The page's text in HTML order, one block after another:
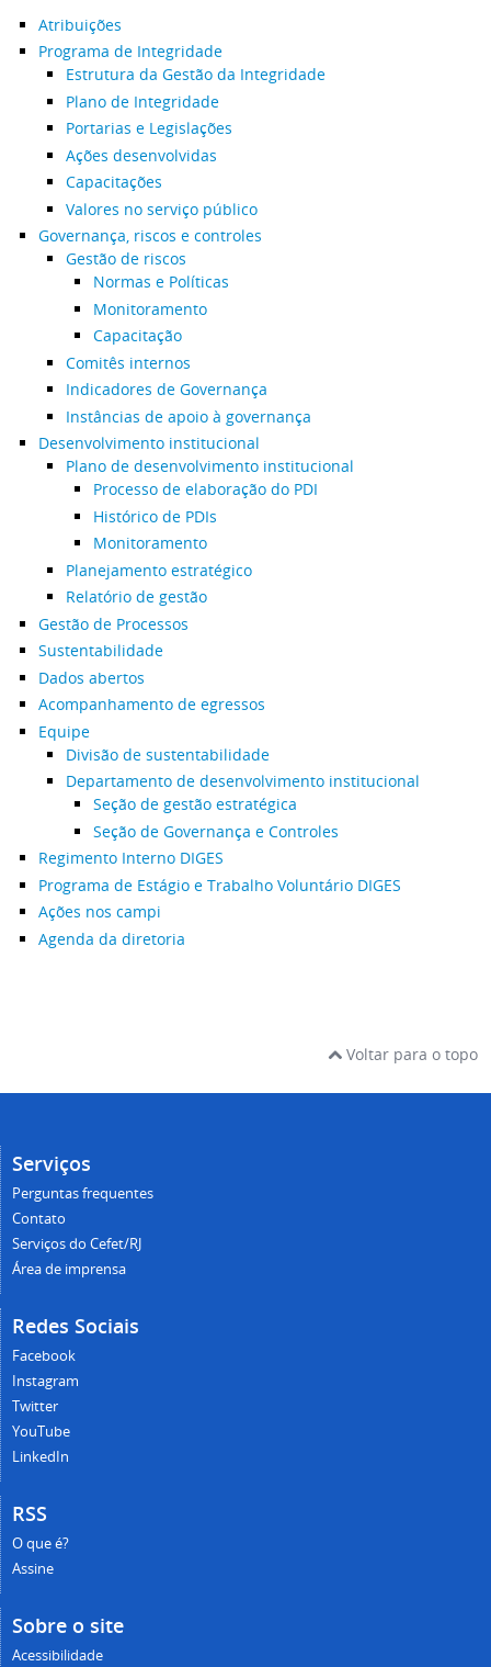
Atribuições
Programa de Integridade
Estrutura da Gestão da Integridade
Plano de Integridade
Portarias e Legislações
Ações desenvolvidas
Capacitações
Valores no serviço público
Governança, riscos e controles
Gestão de riscos
Normas e Políticas
Monitoramento
Capacitação
Comitês internos
Indicadores de Governança
Instâncias de apoio à governança
Desenvolvimento institucional
Plano de desenvolvimento institucional
Processo de elaboração do PDI
Histórico de PDIs
Monitoramento
Planejamento estratégico
Relatório de gestão
Gestão de Processos
Sustentabilidade
Dados abertos
Acompanhamento de egressos
Equipe
Divisão de sustentabilidade
Departamento de desenvolvimento institucional
Seção de gestão estratégica
Seção de Governança e Controles
Regimento Interno DIGES
Programa de Estágio e Trabalho Voluntário DIGES
Ações nos campi
Agenda da diretoria
Voltar para o topo
Serviços
Perguntas frequentes
Contato
Serviços do Cefet/RJ
Área de imprensa
Redes Sociais
Facebook
Instagram
Twitter
YouTube
LinkedIn
RSS
O que é?
Assine
Sobre o site
Acessibilidade